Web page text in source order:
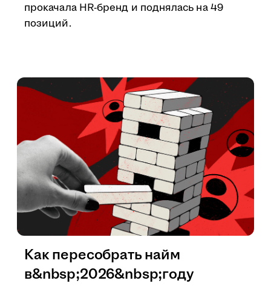
прокачала HR-бренд и поднялась на 49
позиций.
Как пересобрать найм
в&nbsp;2026&nbsp;году